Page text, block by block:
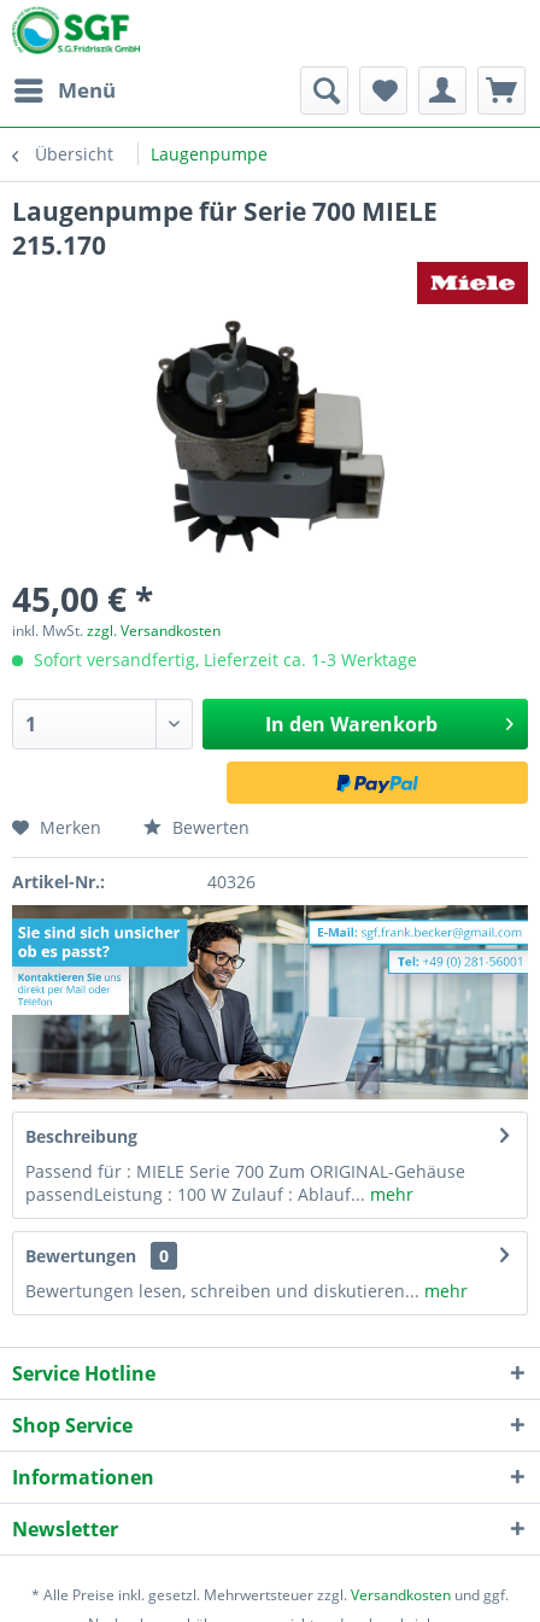
Menü
Übersicht Laugenpumpe
Laugenpumpe für Serie 700 MIELE
215.170
45,00 € *
inkl. MwSt.zzgl. Versandkosten
Sofort versandfertig, Lieferzeit ca. 1-3 Werktage
In den Warenkorb
Merken Bewerten
Artikel-Nr.: 40326
Beschreibung
Passend für : MIELE Serie 700 Zum ORIGINAL-Gehäuse
passendLeistung : 100 W Zulauf : Ablauf... mehr
Bewertungen
0
Bewertungen lesen, schreiben und diskutieren... mehr
Service Hotline
Shop Service
Informationen
Newsletter
* Alle Preise inkl. gesetzl. Mehrwertsteuer zzgl.Versandkosten und ggf.